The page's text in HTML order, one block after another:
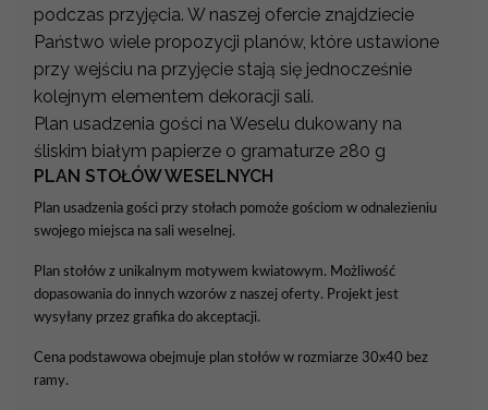
podczas przyjęcia. W naszej ofercie znajdziecie
Państwo wiele propozycji planów, które ustawione
przy wejściu na przyjęcie stają się jednocześnie
kolejnym elementem dekoracji sali.
Plan usadzenia gości na Weselu dukowany na
śliskim białym papierze o gramaturze 280 g
PLAN STOŁÓW WESELNYCH
Plan usadzenia gości przy stołach pomoże gościom w odnalezieniu
swojego miejsca na sali weselnej.
Plan stołów z unikalnym motywem kwiatowym. Możliwość
dopasowania do innych wzorów z naszej oferty. Projekt jest
wysyłany przez grafika do akceptacji.
Cena podstawowa obejmuje plan stołów w rozmiarze 30x40 bez
ramy.